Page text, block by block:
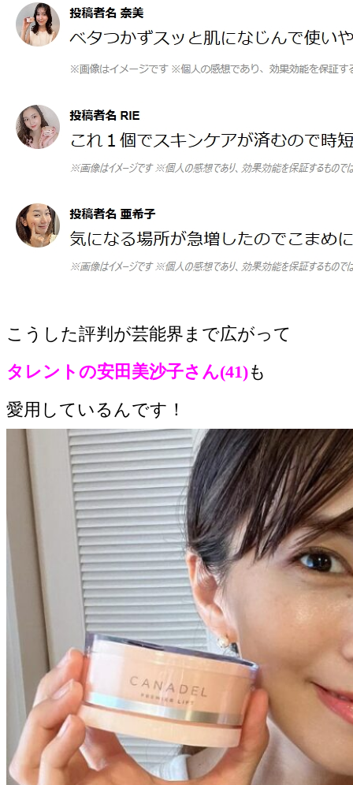
こうした評判が芸能界まで広がって
タレントの安田美沙子さん(41)も
愛用しているんです！